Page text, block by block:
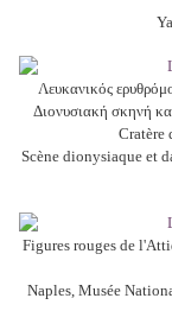
Λευκανικός
Διονυσιακή σκηνή
Cratère
Scène dionysiaque et
Figures rouges de
Naples, Musée